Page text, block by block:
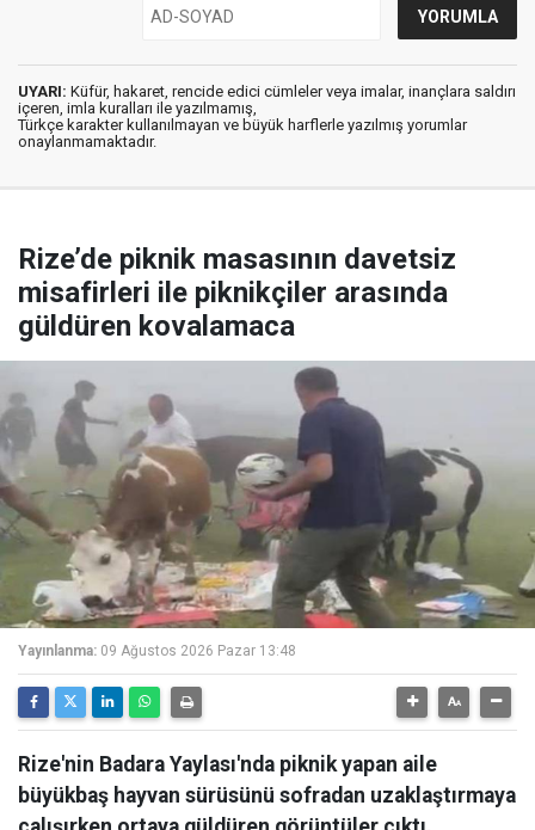
UYARI: Küfür, hakaret, rencide edici cümleler veya imalar, inançlara saldırı
içeren, imla kuralları ile yazılmamış,
Türkçe karakter kullanılmayan ve büyük harflerle yazılmış yorumlar
onaylanmamaktadır.
Rize’de piknik masasının davetsiz
misafirleri ile piknikçiler arasında
güldüren kovalamaca
Yayınlanma: 09 Ağustos 2026 Pazar 13:48
Rize'nin Badara Yaylası'nda piknik yapan aile
büyükbaş hayvan sürüsünü sofradan uzaklaştırmaya